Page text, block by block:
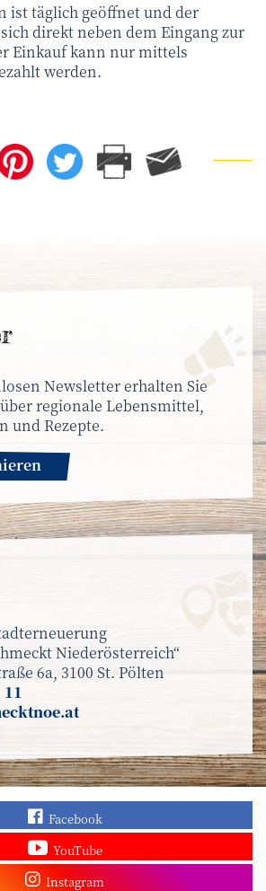
ist täglich geöffnet und der
direkt neben dem Eingang zur
Einkauf kann nur mittels
werden.
Newsletter erhalten Sie
regionale Lebensmittel,
und Rezepte.
Niederösterreich“
6a, 3100 St. Pölten
11
Finden Sie „So
Facebook
Sehen Sie mehr
YouTube
Besuchen Sie unser
Instagram